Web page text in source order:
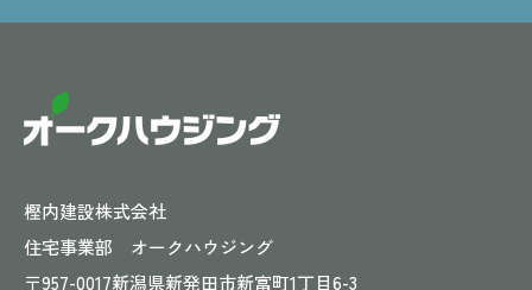
樫内建設株式会社
住宅事業部 オークハウジング
〒957-0017新潟県新発田市新富町1丁目6-3